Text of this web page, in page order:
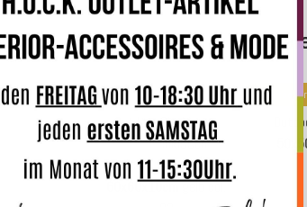
H.O.C.K. Classic Uni
Outdoor Sitzkissen
Palettenkissen
Bodenkissen BODO
60x60x10cmgelb col.
Bestseller